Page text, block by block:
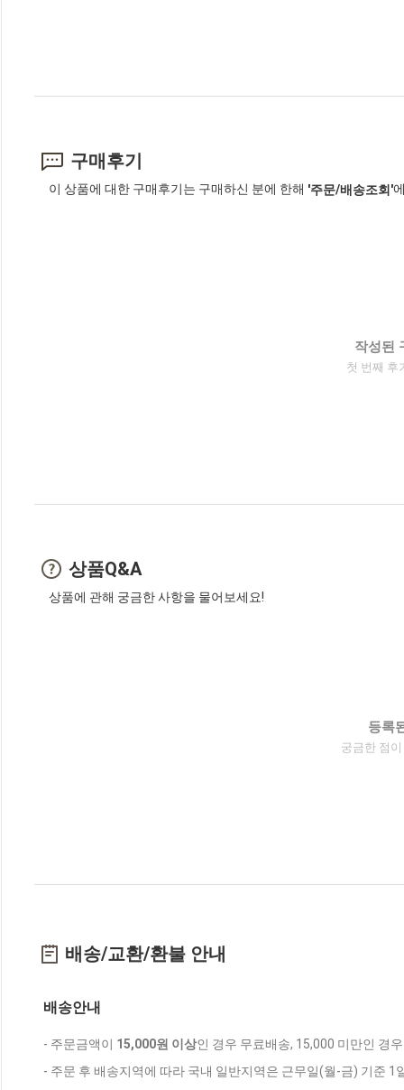
구매후기
이 상품에 대한 구매후기는 구매하신 분에 한해 '주문/배송조회'
작성된
첫 번째 후
상품Q&A
상품에 관해 궁금한 사항을 물어보세요!
등록
궁금한 점
배송/교환/환불 안내
배송안내
- 주문금액이 15,000원 이상인 경우 무료배송, 15,000 미만인 경
- 주문 후 배송지역에 따라 국내 일반지역은 근무일(월-금) 기준